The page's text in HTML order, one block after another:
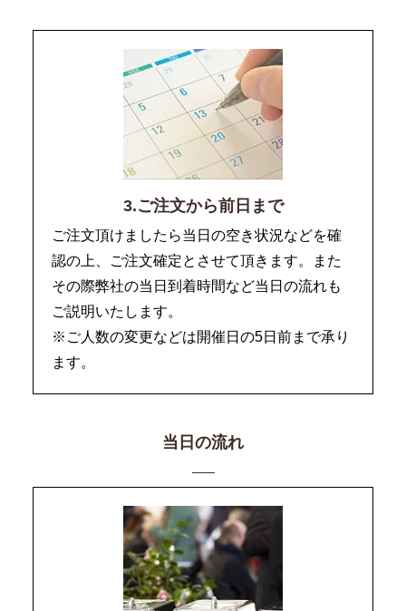
3.ご注文から前日まで
ご注文頂けましたら当日の空き状況などを確
認の上、ご注文確定とさせて頂きます。また
その際弊社の当日到着時間など当日の流れも
ご説明いたします。
※ご人数の変更などは開催日の5日前まで承り
ます。
当日の流れ